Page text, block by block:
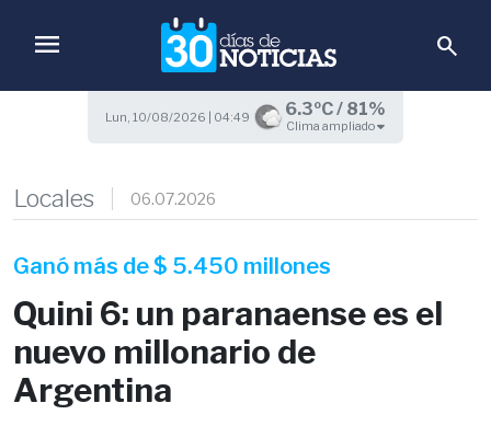
menu search
Lun, 10/08/2026 | 04:49 6.3ºC / 81%
Clima ampliado
Locales 06.07.2026
Ganó más de $ 5.450 millones
Quini 6: un paranaense es el
nuevo millonario de
Argentina